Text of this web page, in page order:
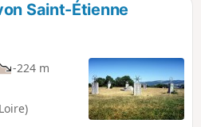
Saint-Étienne
-224 m